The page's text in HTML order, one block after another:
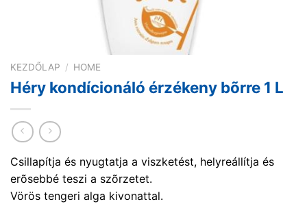
KEZDŐLAP / HOME
Héry kondícionáló érzékeny bõrre 1 L
Csillapítja és nyugtatja a viszketést, helyreállítja és
erõsebbé teszi a szõrzetet.
Vörös tengeri alga kivonattal.